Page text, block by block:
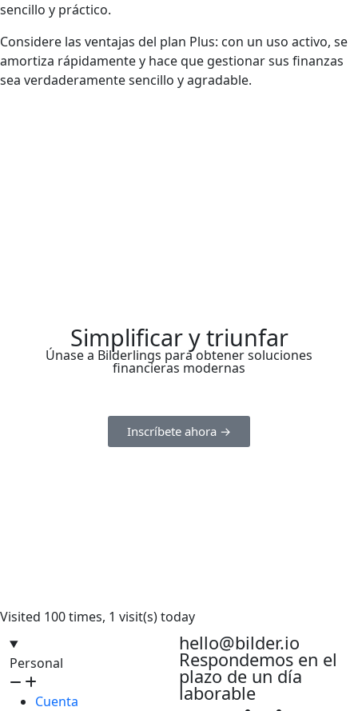
sencillo y práctico.
Considere las ventajas del plan Plus: con un uso activo, se
amortiza rápidamente y hace que gestionar sus finanzas
sea verdaderamente sencillo y agradable.
Simplificar y triunfar
Únase a Bilderlings para obtener soluciones
financieras modernas
Inscríbete ahora →
Visited 100 times, 1 visit(s) today
Personal
Cuenta
hello@bilder.io
Respondemos en el
plazo de un día
laborable